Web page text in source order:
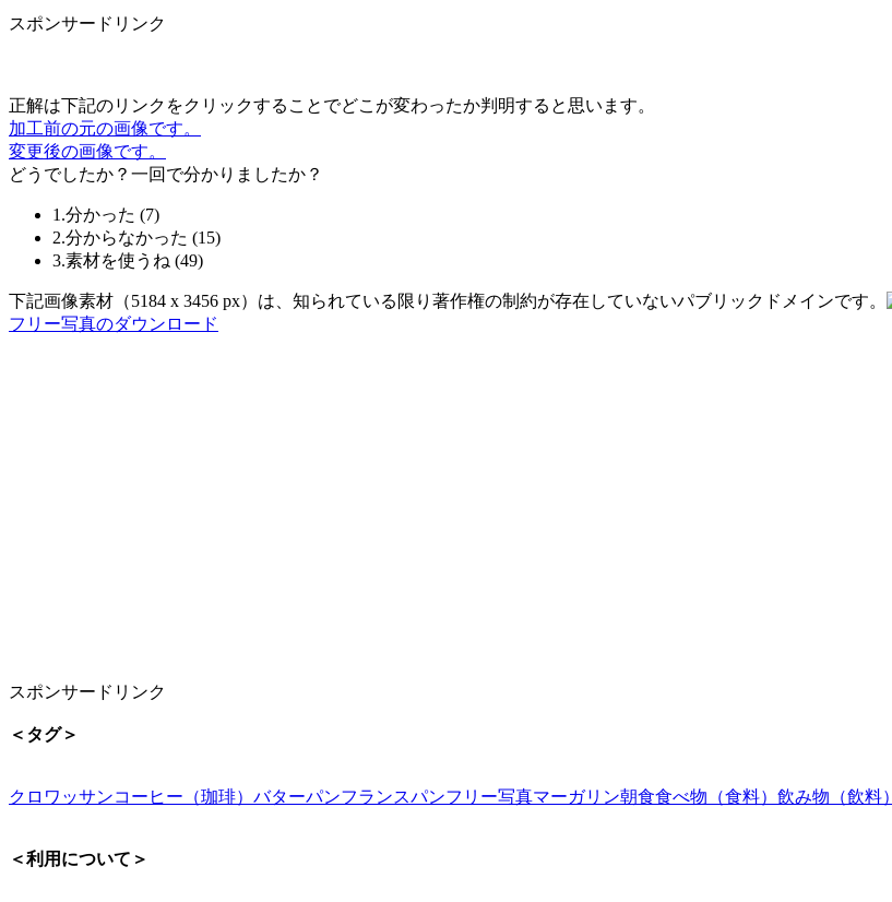
スポンサードリンク
正解は下記のリンクをクリックすることでどこが変わったか判明すると思います。
加工前の元の画像です。
変更後の画像です。
どうでしたか？一回で分かりましたか？
1.分かった (7)
2.分からなかった (15)
3.素材を使うね (49)
下記画像素材（5184 x 3456 px）は、知られている限り著作権の制約が存在していないパブリックドメインです。
フリー写真のダウンロード
スポンサードリンク
＜タグ＞
クロワッサンコーヒー（珈琲） バターパンフランスパンフリー写真マーガリン朝食食べ物（食料） 飲み物（飲料）
＜利用について＞